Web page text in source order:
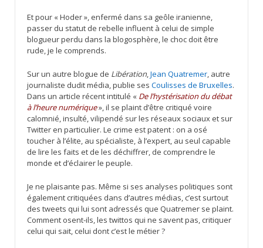
Et pour « Hoder », enfermé dans sa geôle iranienne,
passer du statut de rebelle influent à celui de simple
blogueur perdu dans la blogosphère, le choc doit être
rude, je le comprends.
Sur un autre blogue de Libération,Jean Quatremer, autre
journaliste dudit média, publie ses Coulisses de Bruxelles.
Dans un article récent intitulé « De l’hystérisation du débat
à l’heure numérique», il se plaint d’être critiqué voire
calomnié, insulté, vilipendé sur les réseaux sociaux et sur
Twitter en particulier. Le crime est patent : on a osé
toucher à l’élite, au spécialiste, à l’expert, au seul capable
de lire les faits et de les déchiffrer, de comprendre le
monde et d’éclairer le peuple.
Je ne plaisante pas. Même si ses analyses politiques sont
également critiquées dans d’autres médias, c’est surtout
des tweets qui lui sont adressés que Quatremer se plaint.
Comment osent-ils, les twittos qui ne savent pas, critiquer
celui qui sait, celui dont c’est le métier ?